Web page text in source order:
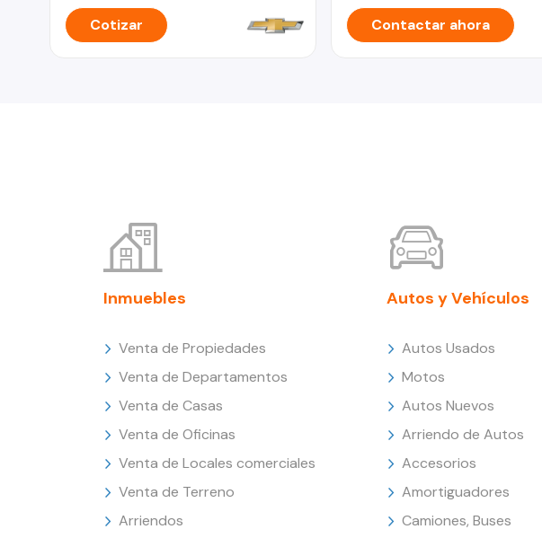
Cotizar Contactar ahora
Inmuebles
Venta de Propiedades
Venta de Departamentos
Venta de Casas
Venta de Oficinas
Venta de Locales comerciales
Venta de Terreno
Arriendos
Autos y Vehículos
Autos Usados
Motos
Autos Nuevos
Arriendo de Autos
Accesorios
Amortiguadores
Camiones, Buses